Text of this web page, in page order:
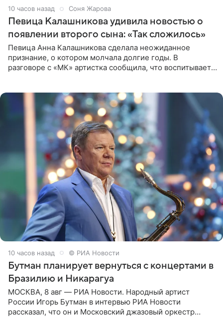
10 часов назад Соня Жарова
Певица Калашникова удивила новостью о
появлении второго сына: «Так сложилось»
Певица Анна Калашникова сделала неожиданное
признание, о котором молчала долгие годы. В
разговоре с «МК» артистка сообщила, что воспитывает
10 часов назад © РИА Новости
Бутман планирует вернуться с концертами в
Бразилию и Никарагуа
МОСКВА, 8 авг — РИА Новости. Народный артист
России Игорь Бутман в интервью РИА Новости
рассказал, что он и Московский джазовый оркестр